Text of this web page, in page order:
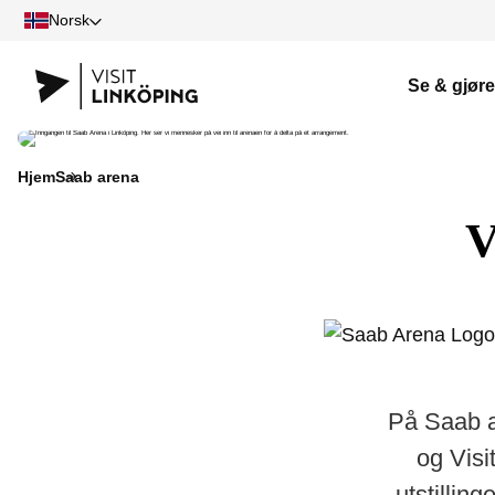
Norsk
Se & gjøre
HjemSaab arena
På Saab
og